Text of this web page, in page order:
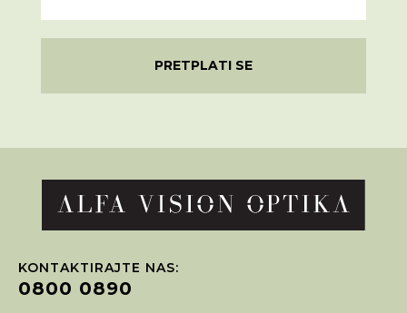
PRETPLATI SE
KONTAKTIRAJTE NAS:
0800 0890